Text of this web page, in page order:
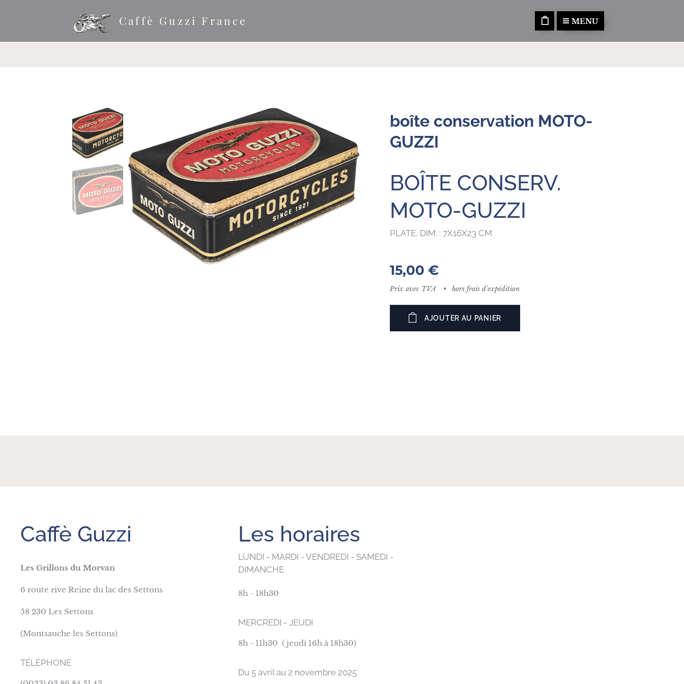
Caffè Guzzi France MENU
boîte conservation MOTO-
GUZZI
BOÎTE CONSERV.
MOTO-GUZZI
PLATE, DIM. : 7X16X23 CM
15,00 €
Prix avec TVA hors frais d'expédition
AJOUTER AU PANIER
Caffè Guzzi
Les Grillons du Morvan
6 route rive Reine du lac des Settons
58 230 Les Settons
(Montsauche les Settons)
TÉLÉPHONE
Les horaires
LUNDI - MARDI - VENDREDI - SAMEDI -
DIMANCHE
8h - 18h30
MERCREDI - JEUDI
8h - 11h30 ( jeudi 16h à 18h30)
Du 5 avril au 2 novembre 2025